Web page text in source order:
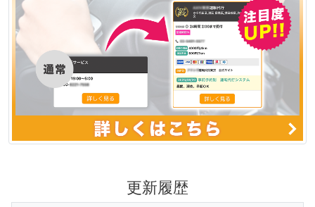
更新履歴